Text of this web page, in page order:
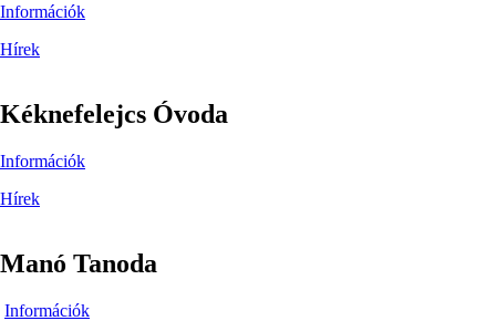
Információk
Hírek
Kéknefelejcs Óvoda
Információk
Hírek
Manó Tanoda
Információk